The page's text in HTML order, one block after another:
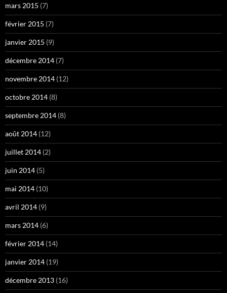
mars 2015 (7)
février 2015 (7)
janvier 2015 (9)
décembre 2014 (7)
novembre 2014 (12)
octobre 2014 (8)
septembre 2014 (8)
août 2014 (12)
juillet 2014 (2)
juin 2014 (5)
mai 2014 (10)
avril 2014 (9)
mars 2014 (6)
février 2014 (14)
janvier 2014 (19)
décembre 2013 (16)